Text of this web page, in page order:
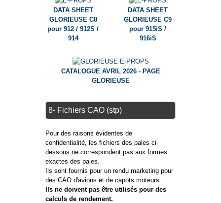
DATA SHEET
GLORIEUSE C8
pour 912 / 912S /
914
DATA SHEET
GLORIEUSE C9
pour 915iS /
916iS
CATALOGUE AVRIL 2026 - PAGE
GLORIEUSE
8- Fichiers CAO (stp)
Pour des raisons évidentes de
confidentialité, les fichiers des pales ci-
dessous ne correspondent pas aux formes
exactes des pales.
Ils sont fournis pour un rendu marketing pour
des CAO d'avions et de capots moteurs.
Ils ne doivent pas être utilisés pour des
calculs de rendement.